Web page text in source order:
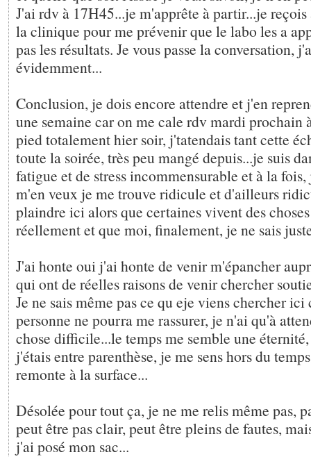
J'ai rdv à 17H45...je m'apprête à partir...je
la clinique pour me prévenir que le labo les a
pas les résultats. Je vous passe la conversation,
évidemment...
Conclusion, je dois encore attendre et j'en
une semaine car on me cale rdv mardi prochain
pied totalement hier soir, j'tatendais tant cette
toute la soirée, très peu mangé depuis...je suis
fatigue et de stress incommensurable et à la
m'en veux je me trouve ridicule et d'ailleurs
plaindre ici alors que certaines vivent des
réellement et que moi, finalement, je ne sais
J'ai honte oui j'ai honte de venir m'épancher
qui ont de réelles raisons de venir chercher
Je ne sais même pas ce qu eje viens chercher
personne ne pourra me rassurer, je n'ai qu'à
chose difficile...le temps me semble une
j'étais entre parenthèse, je me sens hors du
remonte à la surface...
Désolée pour tout ça, je ne me relis même pas,
peut être pas clair, peut être pleins de fautes,
j'ai posé mon sac...